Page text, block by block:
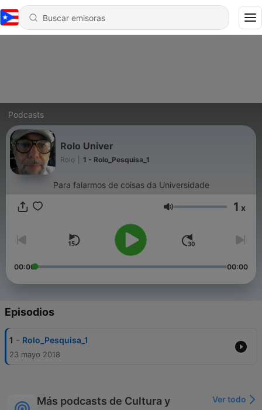
Podcasts
Rolo Univer
Rolo 1 - Rolo_Pesquisa_1
Para falarmos de coisas da Universidade
Volumen 1 x
00:00 00:00
Episodios
1 - Rolo_Pesquisa_1
23 mayo 2018
Más podcasts de Cultura y
Ver todo